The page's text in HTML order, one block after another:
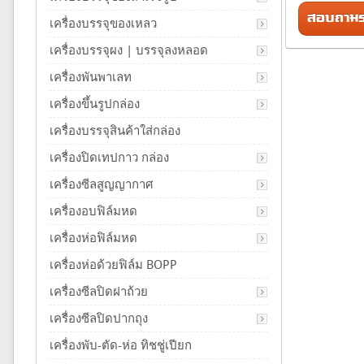
สอบถาม
เครื่องบรรจุของเหลว
เครื่องบรรจุผง | บรรจุลงหลอด
เครื่องพันพาเลท
เครื่องขึ้นรูปกล่อง
เครื่องบรรจุสินค้าใส่กล่อง
เครื่องปิดเทปกาว กล่อง
เครื่องซีลสูญญากาศ
เครื่องอบฟิล์มหด
เครื่องห่อฟิล์มหด
เครื่องห่อด้วยฟิล์ม BOPP
เครื่องซีลปิดฝาถ้วย
เครื่องซีลปิดปากถุง
เครื่องพับ-ตัด-ห่อ ทิชชู่เปียก